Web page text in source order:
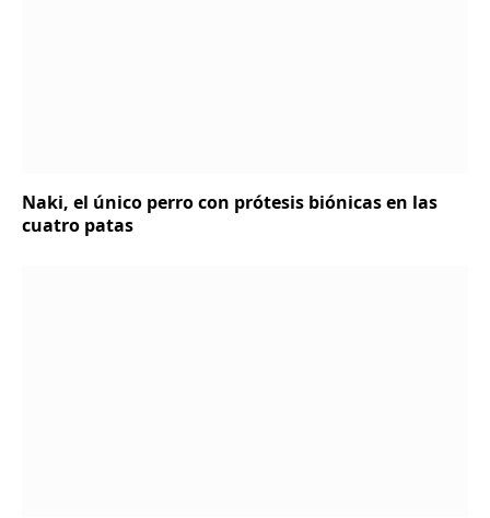
Naki, el único perro con prótesis biónicas en las
cuatro patas